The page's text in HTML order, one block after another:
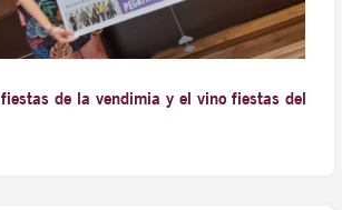
fiestas de la vendimia y el vino fiestas del